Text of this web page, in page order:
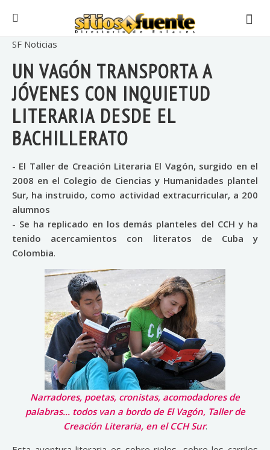
SF Noticias
UN VAGÓN TRANSPORTA A
JÓVENES CON INQUIETUD
LITERARIA DESDE EL
BACHILLERATO
- El Taller de Creación Literaria El Vagón, surgido en el
2008 en el Colegio de Ciencias y Humanidades plantel
Sur, ha instruido, como actividad extracurricular, a 200
alumnos
- Se ha replicado en los demás planteles del CCH y ha
tenido acercamientos con literatos de Cuba y
Colombia.
Narradores, poetas, cronistas, acomodadores de
palabras... todos van a bordo de El Vagón, Taller de
Creación Literaria, en el CCH Sur.